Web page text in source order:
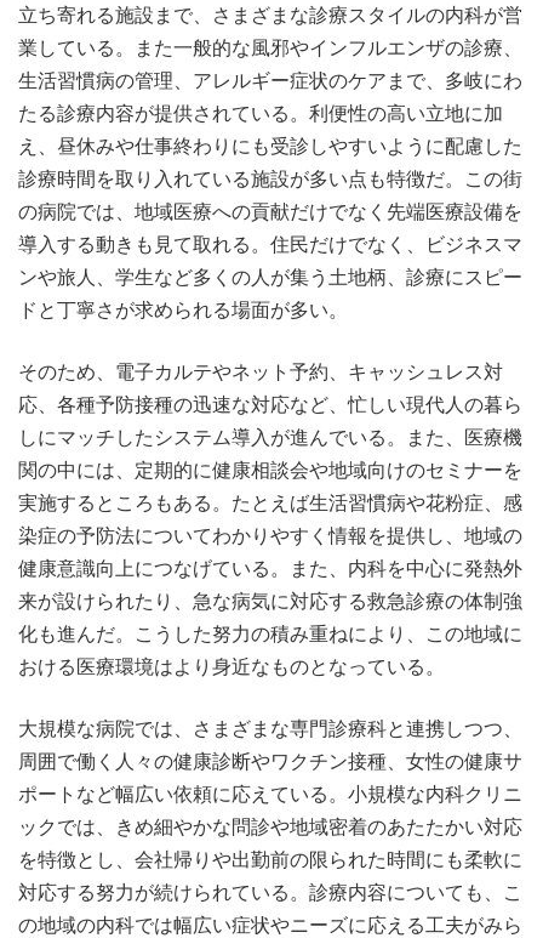
立ち寄れる施設まで、さまざまな診療スタイルの内科が営
業している。また一般的な風邪やインフルエンザの診療、
生活習慣病の管理、アレルギー症状のケアまで、多岐にわ
たる診療内容が提供されている。利便性の高い立地に加
え、昼休みや仕事終わりにも受診しやすいように配慮した
診療時間を取り入れている施設が多い点も特徴だ。この街
の病院では、地域医療への貢献だけでなく先端医療設備を
導入する動きも見て取れる。住民だけでなく、ビジネスマ
ンや旅人、学生など多くの人が集う土地柄、診療にスピー
ドと丁寧さが求められる場面が多い。
そのため、電子カルテやネット予約、キャッシュレス対
応、各種予防接種の迅速な対応など、忙しい現代人の暮ら
しにマッチしたシステム導入が進んでいる。また、医療機
関の中には、定期的に健康相談会や地域向けのセミナーを
実施するところもある。たとえば生活習慣病や花粉症、感
染症の予防法についてわかりやすく情報を提供し、地域の
健康意識向上につなげている。また、内科を中心に発熱外
来が設けられたり、急な病気に対応する救急診療の体制強
化も進んだ。こうした努力の積み重ねにより、この地域に
おける医療環境はより身近なものとなっている。
大規模な病院では、さまざまな専門診療科と連携しつつ、
周囲で働く人々の健康診断やワクチン接種、女性の健康サ
ポートなど幅広い依頼に応えている。小規模な内科クリニ
ックでは、きめ細やかな問診や地域密着のあたたかい対応
を特徴とし、会社帰りや出勤前の限られた時間にも柔軟に
対応する努力が続けられている。診療内容についても、こ
の地域の内科では幅広い症状やニーズに応える工夫がみら